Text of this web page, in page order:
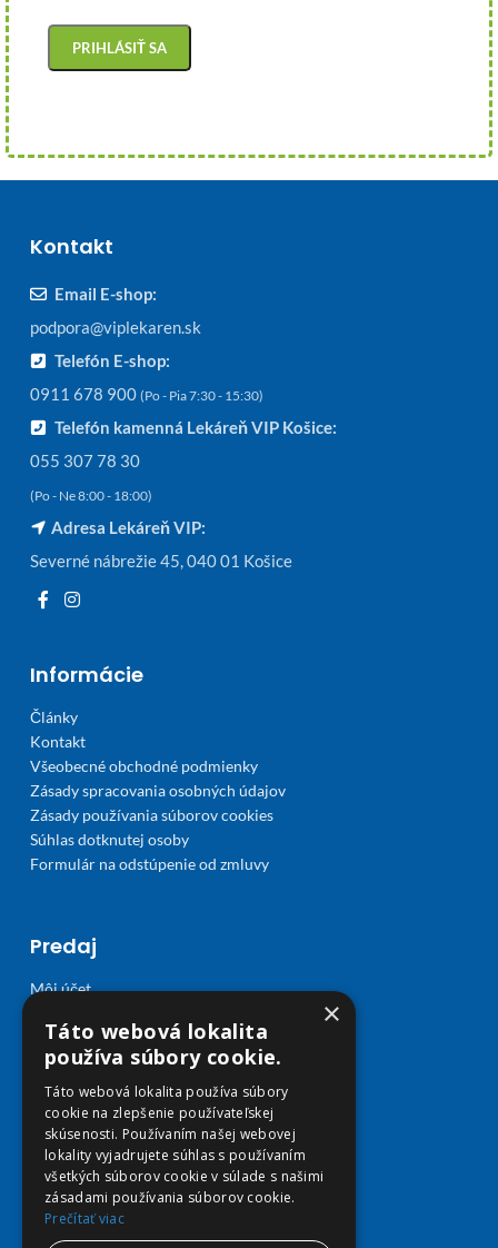
Kontakt
Email E-shop:
podpora@viplekaren.sk
Telefón E-shop:
0911 678 900 (Po - Pia 7:30 - 15:30)
Telefón kamenná Lekáreň VIP Košice:
055 307 78 30
(Po - Ne 8:00 - 18:00)
Adresa Lekáreň VIP:
Severné nábrežie 45, 040 01 Košice
Informácie
Články
Kontakt
Všeobecné obchodné podmienky
Zásady spracovania osobných údajov
Zásady používania súborov cookies
Súhlas dotknutej osoby
Formulár na odstúpenie od zmluvy
Predaj
Môj účet
Košík
Doprava a platba
×
Táto webová lokalita
používa súbory cookie.
Táto webová lokalita používa súbory
cookie na zlepšenie používateľskej
skúsenosti. Používaním našej webovej
lokality vyjadrujete súhlas s používaním
všetkých súborov cookie v súlade s našimi
zásadami používania súborov cookie.
Prečítať viac